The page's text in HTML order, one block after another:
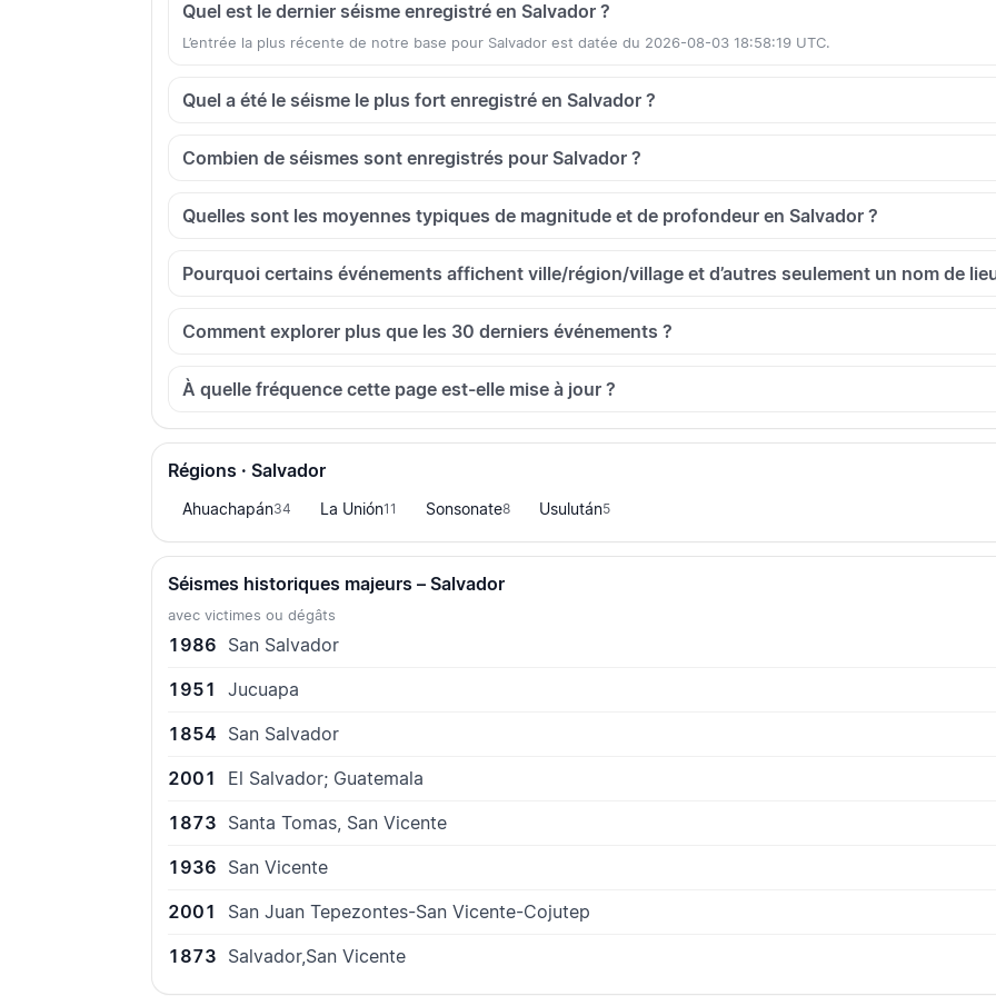
Quel est le dernier séisme enregistré en Salvador ?
L’entrée la plus récente de notre base pour Salvador est datée du 2026-08-03 18:58:19 UTC.
Quel a été le séisme le plus fort enregistré en Salvador ?
Combien de séismes sont enregistrés pour Salvador ?
Quelles sont les moyennes typiques de magnitude et de profondeur en Salvador ?
Pourquoi certains événements affichent ville/région/village et d’autres seulement un nom de
Comment explorer plus que les 30 derniers événements ?
À quelle fréquence cette page est-elle mise à jour ?
Régions · Salvador
Ahuachapán34 La Unión11 Sonsonate8 Usulután5
Séismes historiques majeurs – Salvador
avec victimes ou dégâts
1986 San Salvador
1951
Jucuapa
1854 San Salvador
2001
El Salvador; Guatemala
1873 Santa Tomas, San Vicente
1936 San Vicente
2001
San Juan Tepezontes-San Vicente-Cojutep
1873 Salvador,San Vicente